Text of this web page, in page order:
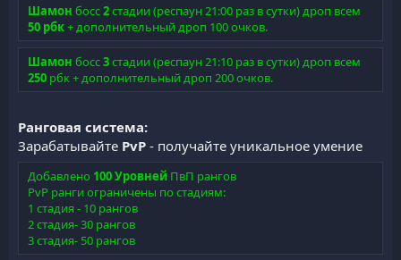
Шамон босс2стадии (респаун 21:00 раз в сутки) дроп всем
50 рбк+ дополнительный дроп 100 очков.
Шамон босс3стадии (респаун 21:10 раз в сутки) дроп всем
250 рбк + дополнительный дроп 200 очков.
Ранговая система:
Зарабатывайте PvP - получайте уникальное умение
Добавлено 100 Уровней ПвП рангов
PvP ранги ограничены по стадиям:
1 стадия - 10 рангов
2 стадия- 30 рангов
3 стадия- 50 рангов